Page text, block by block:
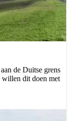
de Duitse grens
willen dit doen met